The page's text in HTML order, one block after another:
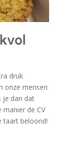
druk
onze mensen
je dan dat
de CV
taart beloond!